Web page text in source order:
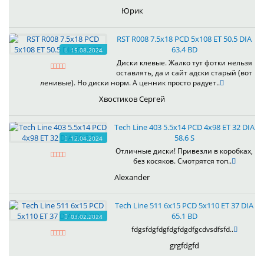
Юрик
15.08.2024
RST R008 7.5x18 PCD 5x108 ET 50.5 DIA
63.4 BD
Диски клевые. Жалко тут фотки нельзя
оставлять, да и сайт адски старый (вот
ленивые). Но диски норм. А ценник просто радует..
Хвостиков Сергей
12.04.2024
Tech Line 403 5.5x14 PCD 4x98 ET 32 DIA
58.6 S
Отличные диски! Привезли в коробках,
без косяков. Смотрятся топ..
Alexander
03.02.2024
Tech Line 511 6x15 PCD 5x110 ET 37 DIA
65.1 BD
fdgsfdgfdgfdgfdgdfgcdvsdfsfd..
grgfdgfd